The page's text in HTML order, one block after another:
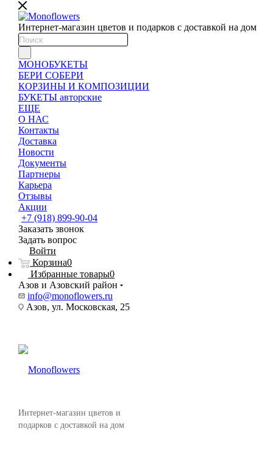
Интернет-магазин цветов и подарков с доставкой на дом
МОНОБУКЕТЫ
БЕРИ СОБЕРИ
КОРЗИНЫ И КОМПОЗИЦИИ
БУКЕТЫ авторские
ЕЩЕ
О НАС
Контакты
Доставка
Новости
Документы
Партнеры
Карьера
Отзывы
Акции
+7 (918) 899-90-04
Заказать звонок
Задать вопрос
Войти
Корзина0
Избранные товары0
Азов и Азовский район
info@monoflowers.ru
Азов, ул. Московская, 25
Интернет-магазин цветов и
подарков с доставкой на дом